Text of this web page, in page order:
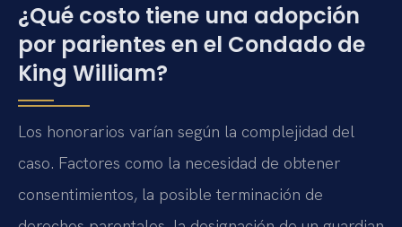
¿Qué costo tiene una adopción
por parientes en el Condado de
King William?
Los honorarios varían según la complejidad del
caso. Factores como la necesidad de obtener
consentimientos, la posible terminación de